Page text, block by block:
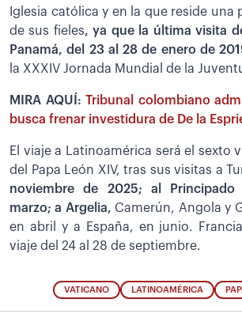
Iglesia católica y en la que reside una
de sus fieles, ya que la última visita
Panamá, del 23 al 28 de enero de
la XXXIV Jornada Mundial de la
MIRA AQUÍ: Tribunal colombiano
busca frenar investidura de De la
El viaje a Latinoamérica será el sexto
del Papa León XIV, tras sus visitas a
noviembre de 2025; al
marzo; a Argelia, Camerún, Angola y
en abril y a España, en junio.
viaje del 24 al 28 de septiembre.
VATICANO LATINOAMÉRICA